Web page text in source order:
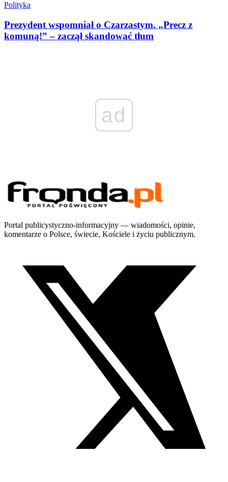
Polityka
Prezydent wspomniał o Czarzastym. „Precz z
komuną!” – zaczął skandować tłum
ad
Portal publicystyczno-informacyjny — wiadomości, opinie,
komentarze o Polsce, świecie, Kościele i życiu publicznym.